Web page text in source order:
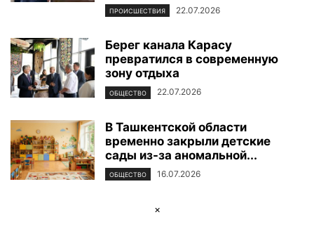
ПРОИСШЕСТВИЯ 22.07.2026
Берег канала Карасу
превратился в современную
зону отдыха
ОБЩЕСТВО 22.07.2026
В Ташкентской области
временно закрыли детские
сады из-за аномальной...
ОБЩЕСТВО 16.07.2026
×